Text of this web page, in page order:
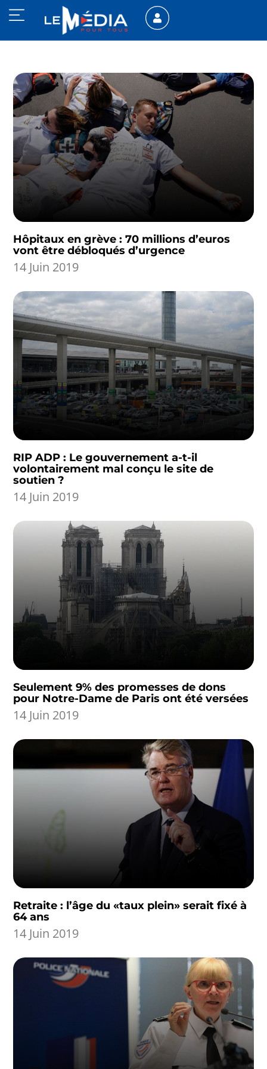
Hôpitaux en grève : 70 millions d’euros
vont être débloqués d’urgence
14 Juin 2019
RIP ADP : Le gouvernement a-t-il
volontairement mal conçu le site de
soutien ?
14 Juin 2019
Seulement 9% des promesses de dons
pour Notre-Dame de Paris ont été versées
14 Juin 2019
Retraite : l’âge du «taux plein» serait fixé à
64 ans
14 Juin 2019